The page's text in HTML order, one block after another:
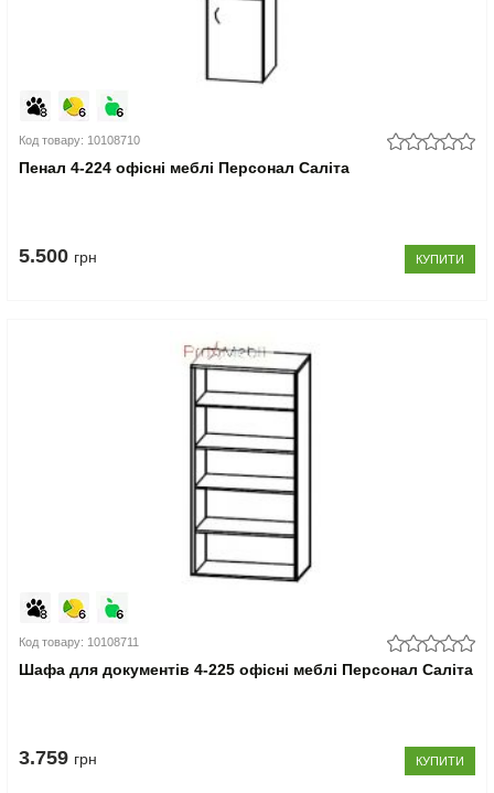
Код товару: 10108710
Пенал 4-224 офісні меблі Персонал Саліта
5.500 грн КУПИТИ
Код товару: 10108711
Шафа для документів 4-225 офісні меблі Персонал Саліта
3.759 грн КУПИТИ